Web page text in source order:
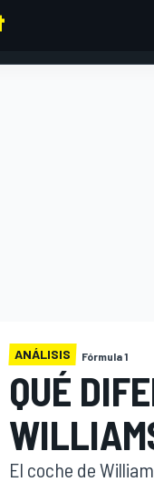
ANÁLISIS Fórmula 1
QUÉ
El coche de